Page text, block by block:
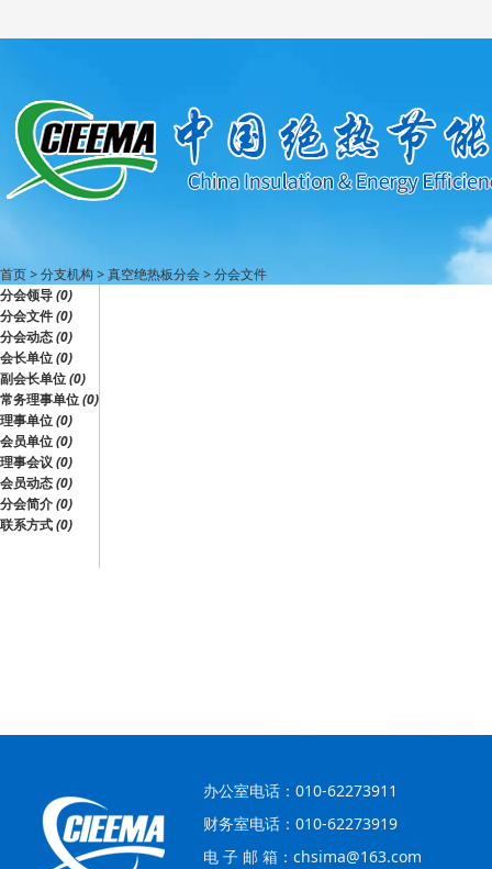
首页 >分支机构 >真空绝热板分会 >分会文件
分会领导(0)
分会文件(0)
分会动态(0)
会长单位(0)
副会长单位(0)
常务理事单位(0)
理事单位(0)
会员单位(0)
理事会议(0)
会员动态(0)
分会简介(0)
联系方式(0)
办公室电话：010-62273911
财务室电话：010-62273919
电 子 邮 箱：chsima@163.com